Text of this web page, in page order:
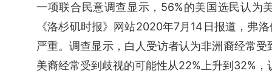
一项联合民意调查显示，56%的美国选民认为
《洛杉矶时报》网站2020年7月14日报道，弗
严重。调查显示，白人受访者认为非洲裔经常
美裔经常受到歧视的可能性从22%上升到32%